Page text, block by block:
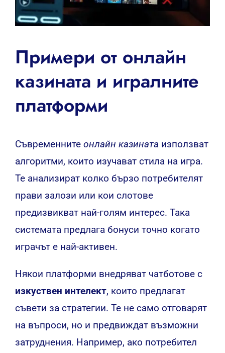
Примери от онлайн
казината и игралните
платформи
Съвременните онлайн казината използват
алгоритми, които изучават стила на игра.
Те анализират колко бързо потребителят
прави залози или кои слотове
предизвикват най-голям интерес. Така
системата предлага бонуси точно когато
играчът е най-активен.
Някои платформи внедряват чатботове с
изкуствен интелект, които предлагат
съвети за стратегии. Те не само отговарят
на въпроси, но и предвиждат възможни
затруднения. Например, ако потребител